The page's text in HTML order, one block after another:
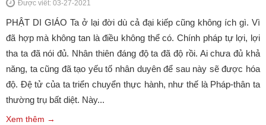
Được viết: 03-27-2021
PHẬT DI GIÁO Ta ở lại đời dù cả đại kiếp cũng không ích gì. Vì
đã hợp mà không tan là điều không thể có. Chính pháp tự lợi, lợi
tha ta đã nói đủ. Nhân thiên đáng độ ta đã độ rồi. Ai chưa đủ khả
năng, ta cũng đã tạo yếu tố nhân duyên để sau này sẽ được hóa
độ. Đệ tử của ta triển chuyển thực hành, như thế là Pháp-thân ta
thường trụ bất diệt. Này...
Xem thêm →